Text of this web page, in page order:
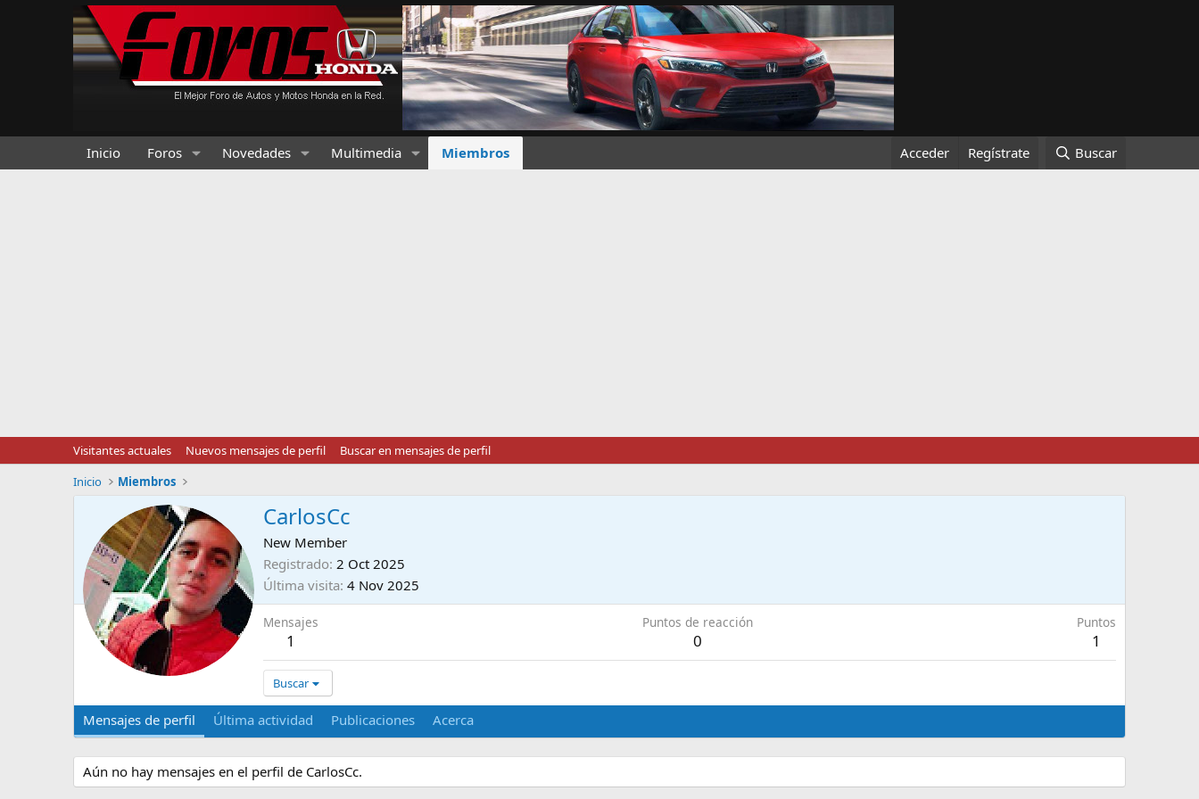
Inicio Foros Novedades Multimedia Miembros Acceder Regístrate Buscar
Visitantes actuales Nuevos mensajes de perfil
Buscar en mensajes de perfil
Inicio
Miembros
CarlosCc
New Member
Registrado 2 Oct 2025
Última visita 4 Nov 2025
Mensajes
1
Puntos de reacción
0
Puntos
1
Buscar
Mensajes de perfil Última actividad Publicaciones Acerca
Aún no hay mensajes en el perfil de CarlosCc.